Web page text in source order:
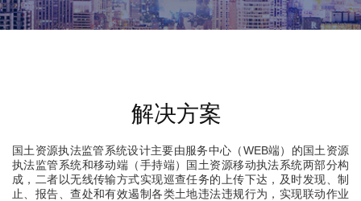
解决方案
国土资源执法监管系统设计主要由服务中心（WEB端）的国土资源
执法监管系统和移动端（手持端）国土资源移动执法系统两部分构
成，二者以无线传输方式实现巡查任务的上传下达，及时发现、制
止、报告、查处和有效遏制各类土地违法违规行为，实现联动作业